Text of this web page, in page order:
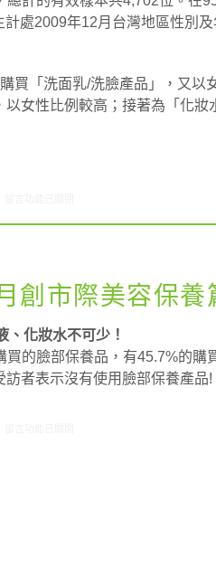
處2009年12月台灣地區性別
買「洗面乳/洗臉產品」，又以
女性比例較高；接著為「化妝
創市際美容保養
化妝水不可少！
的臉部保養品，有45.7%的購
訪者表示沒有使用臉部保養產品!